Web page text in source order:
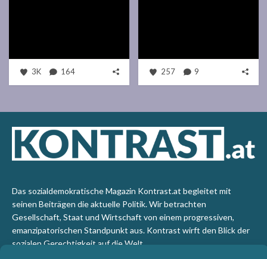
3K 164 257 9
Das sozialdemokratische Magazin Kontrast.at begleitet mit
seinen Beiträgen die aktuelle Politik. Wir betrachten
Gesellschaft, Staat und Wirtschaft von einem progressiven,
emanzipatorischen Standpunkt aus. Kontrast wirft den Blick der
sozialen Gerechtigkeit auf die Welt.